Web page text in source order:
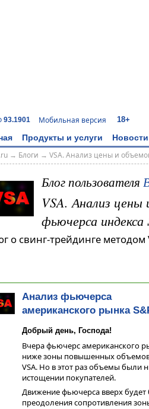
93.1901 Мобильная версия 18+
Продукты и услуги Новости
→ Блоги → VSA. Анализ цены и
Блог пользователя
VSA. Анализ цены
фьючерса индекса
о свинг-трейдинге методом
Анализ фьючерса
американского рынка
Добрый день, Господа!
Вчера фьючерс американского
ниже зоны повышенных объемов
VSA. Но в этот раз объемы были
истощении покупателей.
Движение фьючерса вверх
преодоления сопротивления